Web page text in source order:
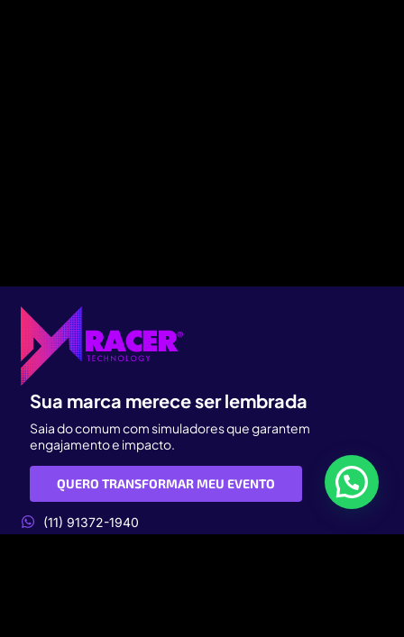
Sua marca merece ser lembrada
Saia do comum com simuladores que garantem
engajamento e impacto.
QUERO TRANSFORMAR MEU EVENTO
(11) 91372-1940